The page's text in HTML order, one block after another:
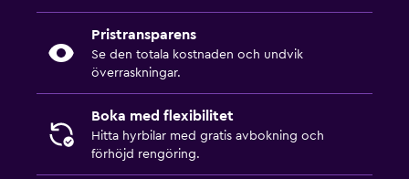
Pristransparens
Se den totala kostnaden och undvik
överraskningar.
Boka med flexibilitet
Hitta hyrbilar med gratis avbokning och
förhöjd rengöring.